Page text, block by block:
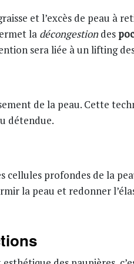
et l’excès de peau à
la décongestiondes
sera liée à un lifting
de la peau. Cette
détendue.
cellules profondes de la
la peau et redonner